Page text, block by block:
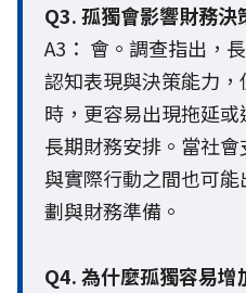
Q3. 孤獨會影響財務決
A3： 會。調查指出，
認知表現與決策能力
時，更容易出現拖延
長期財務安排。當社
與實際行動之間也可
劃與財務準備。
Q4. 為什麼孤獨容易